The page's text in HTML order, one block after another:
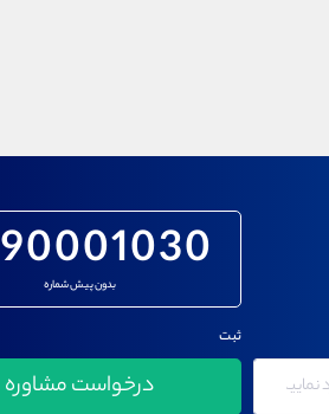
90001030
بدون پیش شماره
ثبت